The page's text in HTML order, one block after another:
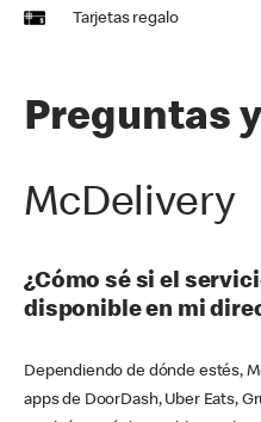
Tarjetas regalo
Preguntas
McDelivery
¿Cómo sé si el
disponible en mi
Dependiendo de dónde estés,
apps de DoorDash, Uber Eats,